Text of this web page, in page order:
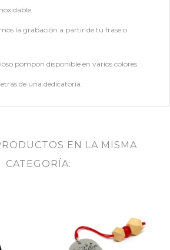
la grabación a partir de tu frase o
pompón disponible en varios colores.
de una dedicatoria.
EN LA MISMA
CATEGORÍA: